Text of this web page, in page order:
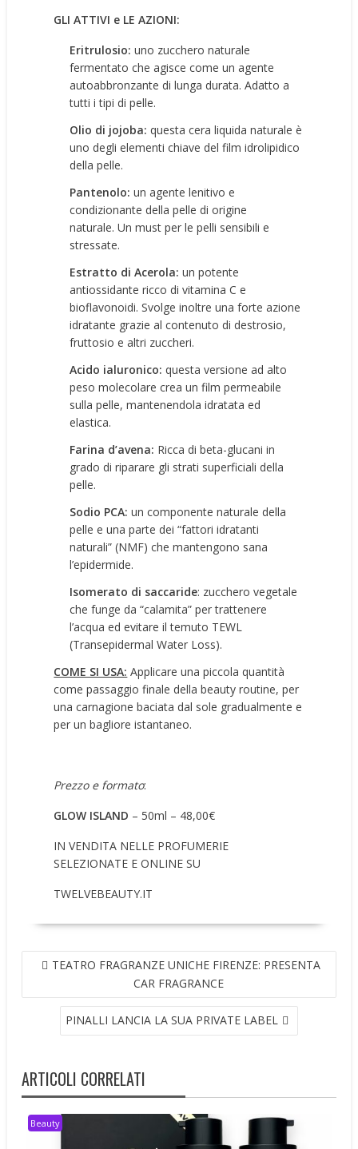
GLI ATTIVI e LE AZIONI:
Eritrulosio:uno zucchero naturale
fermentato che agisce come un agente
autoabbronzante di lunga durata. Adatto a
tutti i tipi di pelle.
Olio di jojoba:questa cera liquida naturale è
uno degli elementi chiave del film idrolipidico
della pelle.
Pantenolo:un agente lenitivo e
condizionante della pelle di origine
naturale. Un must per le pelli sensibili e
stressate.
Estratto di Acerola:un potente
antiossidante ricco di vitamina C e
bioflavonoidi. Svolge inoltre una forte azione
idratante grazie al contenuto di destrosio,
fruttosio e altri zuccheri.
Acido ialuronico:questa versione ad alto
peso molecolare crea un film permeabile
sulla pelle, mantenendola idratata ed
elastica.
Farina d’avena: Ricca di beta-glucani in
grado di riparare gli strati superficiali della
pelle.
Sodio PCA:un componente naturale della
pelle e una parte dei “fattori idratanti
naturali” (NMF) che mantengono sana
l’epidermide.
Isomerato di saccaride: zucchero vegetale
che funge da “calamita” per trattenere
l’acqua ed evitare il temuto TEWL
(Transepidermal Water Loss).
COME SI USA: Applicare una piccola quantità
come passaggio finale della beauty routine, per
una carnagione baciata dal sole gradualmente e
per un bagliore istantaneo.
Prezzo e formato:
GLOW ISLAND – 50ml – 48,00€
IN VENDITA NELLE PROFUMERIE
SELEZIONATE E ONLINE SU
TWELVEBEAUTY.IT
NAVIGAZIONE
ARTICOLI
TEATRO FRAGRANZE UNICHE FIRENZE: PRESENTA
CAR FRAGRANCE
PINALLI LANCIA LA SUA PRIVATE LABEL
ARTICOLI CORRELATI
Beauty